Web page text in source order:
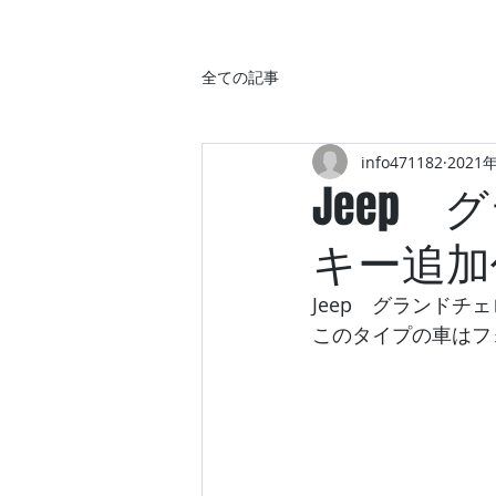
全ての記事
Jeep グ
キー追
info471182 2021
Jeep　グランドチ
このタイプの車は